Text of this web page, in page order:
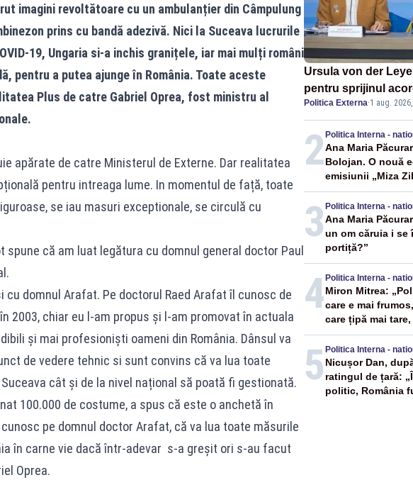
imagini revoltătoare cu un ambulanțier din Câmpulung
prins cu bandă adezivă. Nici la Suceava lucrurile
19, Ungaria si-a inchis granițele, iar mai mulți români
pentru a putea ajunge în România. Toate aceste
Plus de catre Gabriel Oprea, fost ministru al
apărate de catre Ministerul de Externe. Dar realitatea
pentru intreaga lume. In momentul de față, toate
se iau masuri exceptionale, se circulă cu
spune că am luat legătura cu domnul general doctor Paul
domnul Arafat. Pe doctorul Raed Arafat îl cunosc de
2003, chiar eu l-am propus și l-am promovat în actuala
și mai profesioniști oameni din România. Dânsul va
de vedere tehnic si sunt convins că va lua toate
cât și de la nivel național să poată fi gestionată.
100.000 de costume, a spus că este o anchetă în
pe domnul doctor Arafat, că va lua toate măsurile
în carne vie dacă într-adevar s-a greșit ori s-au facut
Oprea.
Ursula von der
pentru sprijinul
reacție privind
promis României
Politica Externa·1 aug.
2Politica Interna -
Ana Maria
Bolojan. O nouă
emisiunii „Miza
PLUS
3 Politica Interna -
Ana Maria
un om căruia i se
portiță?”
4Politica Interna -
Miron Mitrea:
care e mai
care țipă mai
5 Politica Interna -
Nicușor Dan,
ratingul de țară:
politic, România